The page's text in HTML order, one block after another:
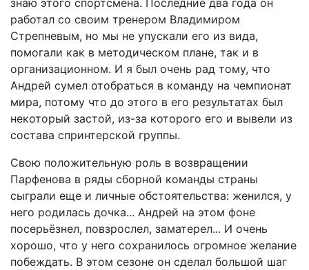
работал со своим тренером Владимиром
Стрепневым, но мы не упускали его из вида,
помогали как в методическом плане, так и в
организационном. И я был очень рад тому, что
Андрей сумел отобраться в команду на чемпионат
мира, потому что до этого в его результатах был
некоторый застой, из-за которого его и вывели из
состава спринтерской группы.
Свою положительную роль в возвращении
Парфенова в ряды сборной команды страны
сыграли еще и личные обстоятельства: женился, у
него родилась дочка... Андрей на этом фоне
посерьёзнел, повзрослел, заматерел... И очень
хорошо, что у него сохранилось огромное желание
побеждать. В этом сезоне он сделал большой шаг